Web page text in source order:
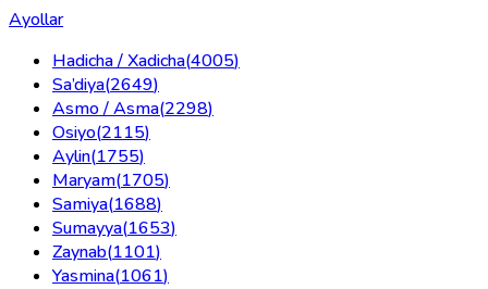
Ayollar
Hadicha / Xadicha(4005)
Sa’diya(2649)
Asmo / Asma(2298)
Osiyo(2115)
Aylin(1755)
Maryam(1705)
Samiya(1688)
Sumayya(1653)
Zaynab(1101)
Yasmina(1061)